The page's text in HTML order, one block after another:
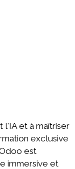
et à maîtriser
exclusive
est
immersive et